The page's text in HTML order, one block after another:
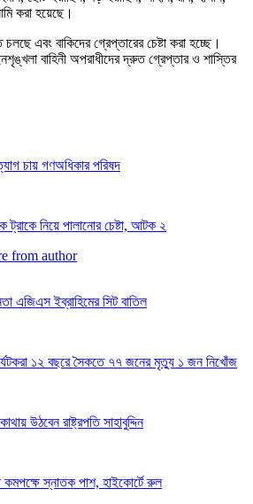
করা হয়েছে।
এবং বাকিদের গ্রেপ্তারের চেষ্টা করা হচ্ছে।
বাহিনী অপরাধীদের দ্রুত গ্রেপ্তার ও শাস্তির
চায় গণঅধিকার পরিষদ
ট্রাকে নিয়ে পালানোর চেষ্টা, আটক ২
from author
এজিএস ইব্রাহিমের সিট বাতিল
১২ বছরে সৈকতে ৭৭ জনের মৃত্যু ১ জন নিখোঁজ
উঠবেন রাষ্ট্রপতি সাহাবুদ্দিন
কমপক্ষে স্নাতক পাশ, হাইকোর্টে রুল